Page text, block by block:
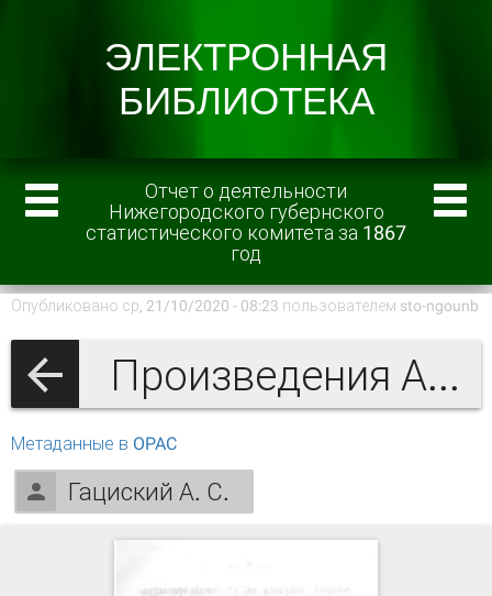
Отчет о деятельности
Нижегородского губернского
статистического комитета за 1867
год
Опубликовано ср, 21/10/2020 - 08:23 пользователем sto-ngounb
Произведения А.С. Гациского и литература о нём
Метаданные в OPAC
Гациский А. С.